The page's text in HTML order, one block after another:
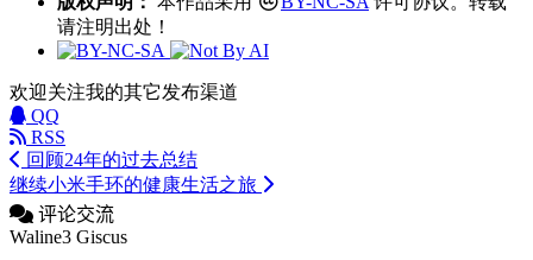
请注明出处！
欢迎关注我的其它发布渠道
QQ
RSS
回顾24年的过去总结
继续小米手环的健康生活之旅
评论交流
Waline3 Giscus